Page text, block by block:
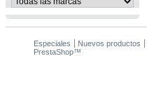
Especiales Nuevos productos
PrestaShop™